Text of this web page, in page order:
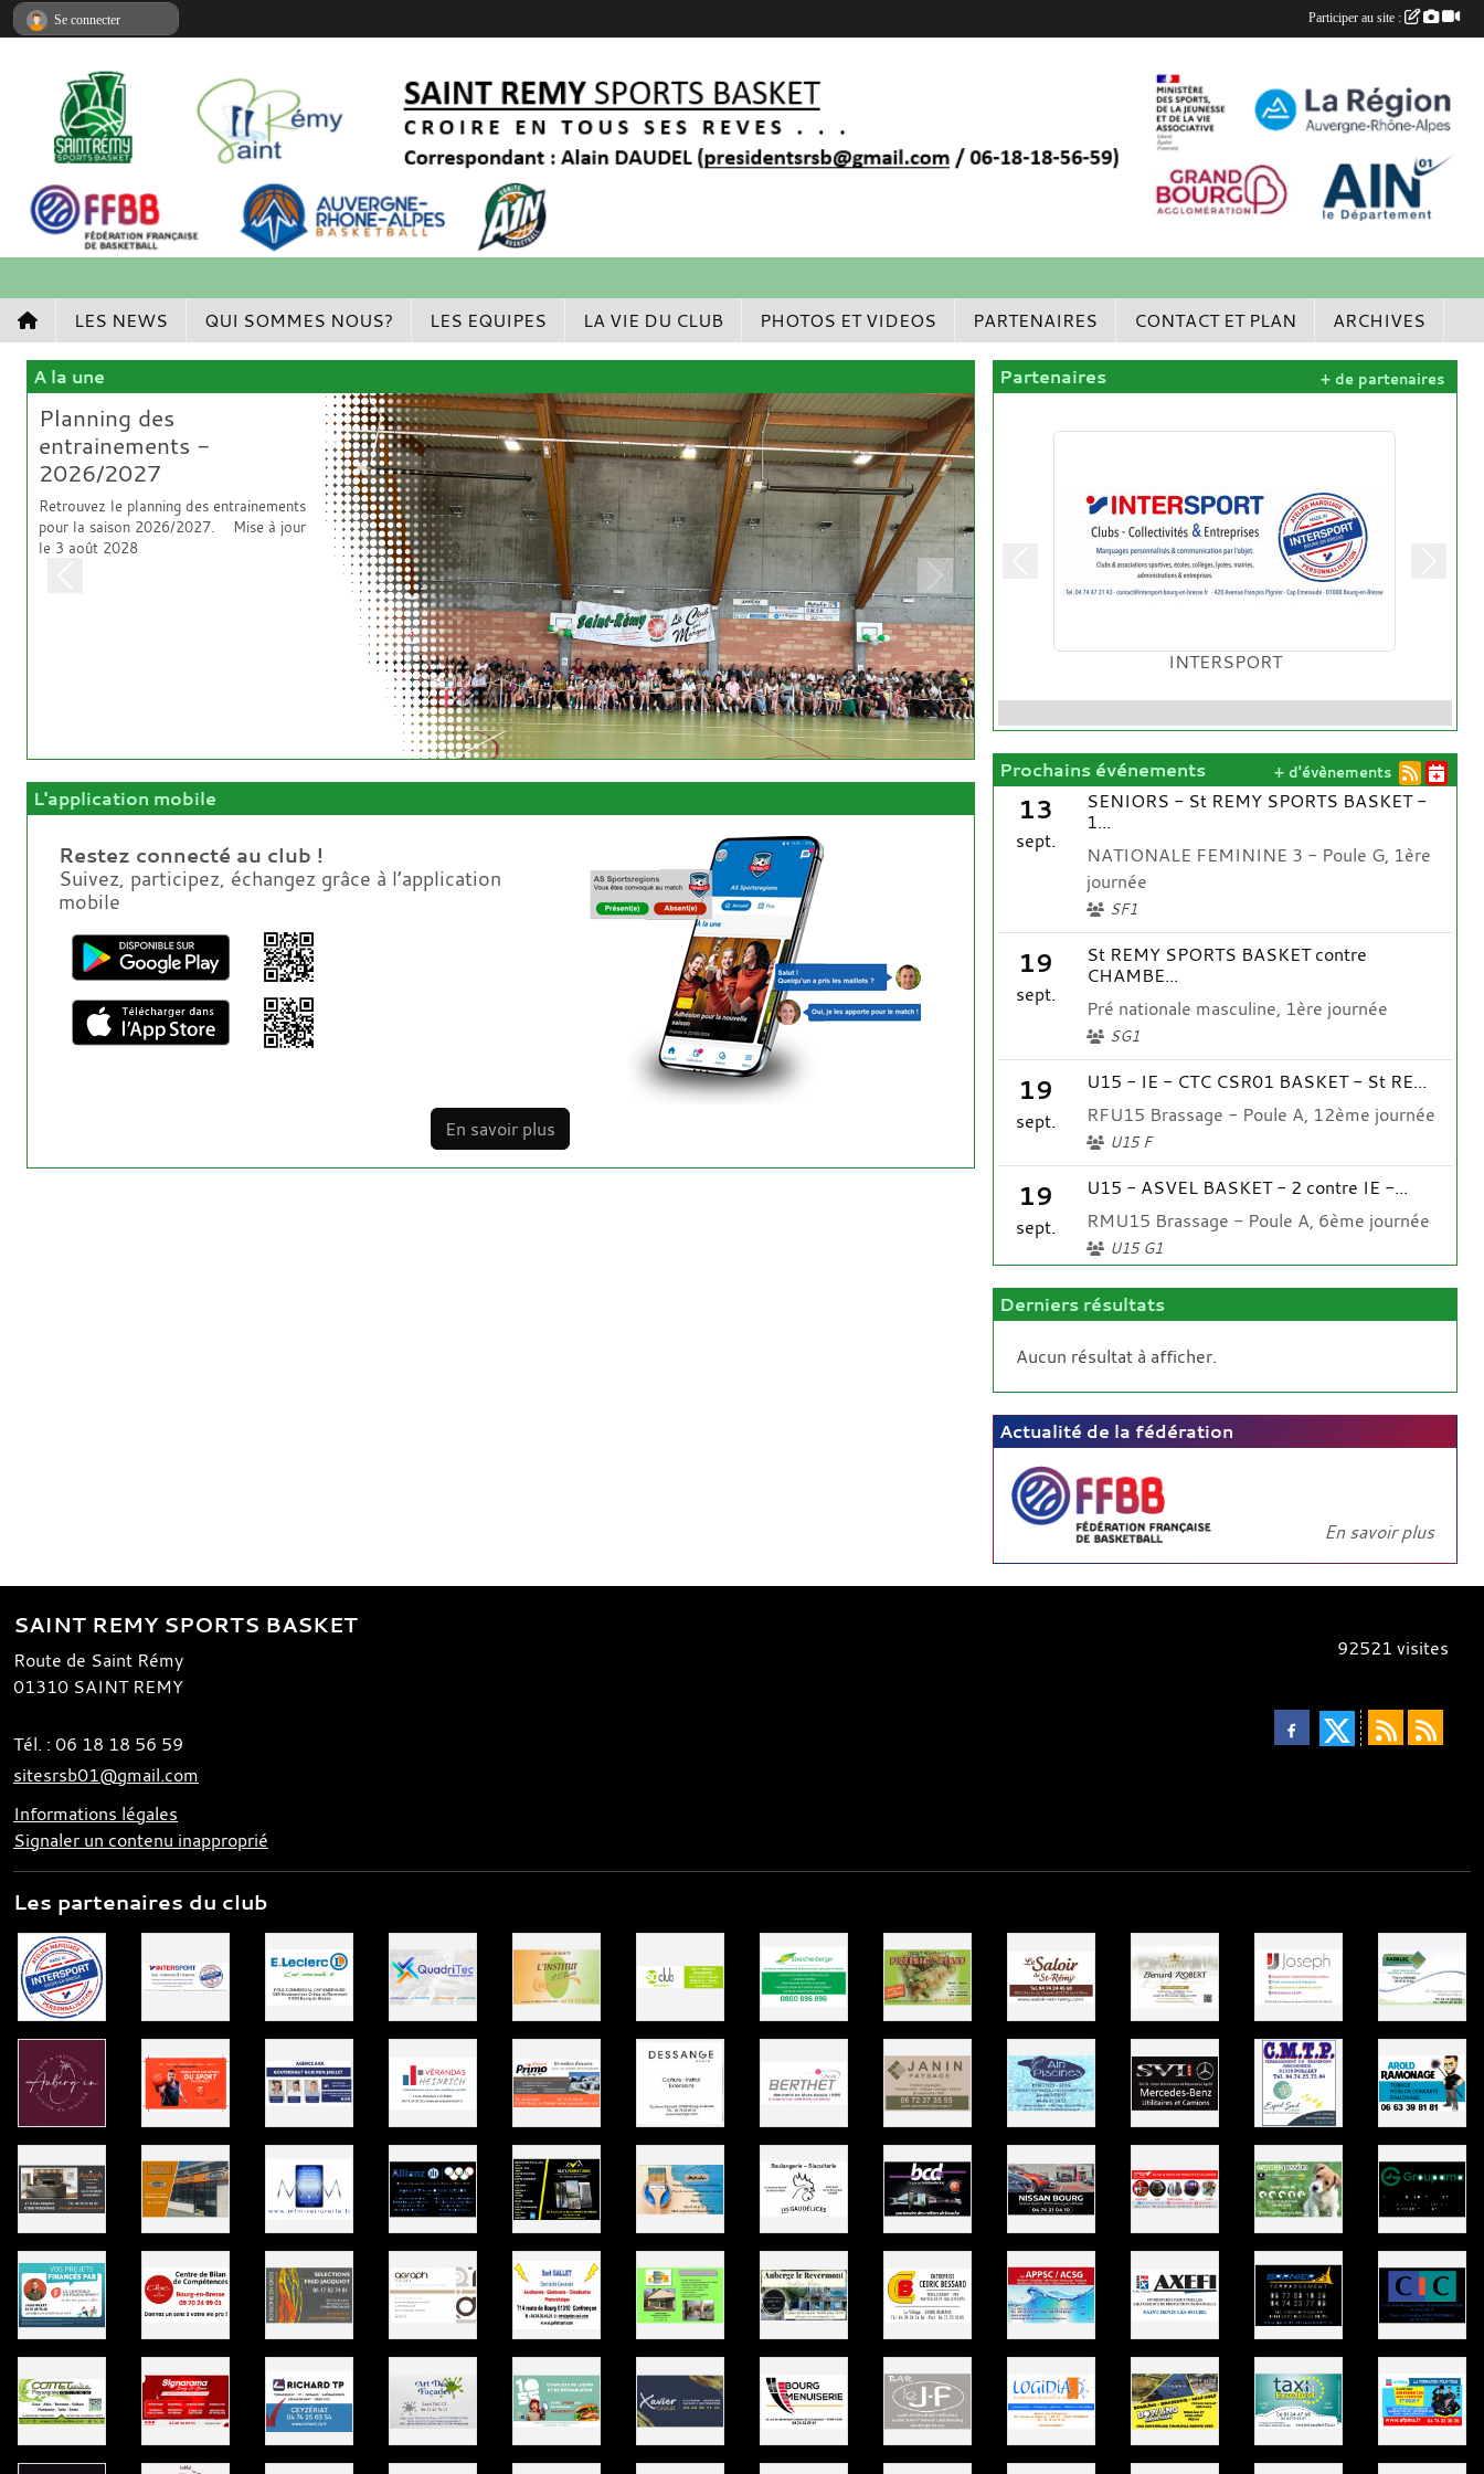
LES NEWS QUI SOMMES NOUS? LES EQUIPES LA VIE DU CLUB PHOTOS ET VIDEOS PARTENAIRES CONTACT ET PLAN ARCHIVES
A la une
Planning des
entrainements -
2026/2027
Retrouvez le planning des entrainements
pour la saison 2026/2027. Mise à jour
le 3 août 2028
Next
L'application mobile
Restez connecté au club !
Suivez, participez, échangez grâce à l’application
mobile
En savoir plus
Partenaires
INTERSPORT
Précedent
+ de partenaires
Prochains événements
13
sept.
SENIORS - St REMY SPORTS BASKET -
1...
NATIONALE FEMININE 3 - Poule G, 1ère
journée
SF1
19
sept.
St REMY SPORTS BASKET contre
CHAMBE...
Pré nationale masculine, 1ère journée
SG1
19
sept.
U15 - IE - CTC CSR01 BASKET - St RE...
RFU15 Brassage - Poule A, 12ème journée
U15 F
19
sept.
U15 - ASVEL BASKET - 2 contre IE -...
RMU15 Brassage - Poule A, 6ème journée
U15 G1
+ d'évènements
Derniers résultats
Aucun résultat à afficher.
Actualité de la fédération
En savoir plus
SAINT REMY SPORTS BASKET
Route de Saint Rémy
01310 SAINT REMY
Tél. : 06 18 18 56 59
sitesrsb01@gmail.com
Informations légales
Signaler un contenu inapproprié
92521 visites
Les partenaires du club
Se connecter Participer au site :
Panneau de gestion des cookies